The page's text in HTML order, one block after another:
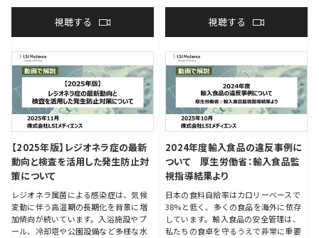
視聴する 視聴する
【2025年版】レジオネラ症の最新
動向と検査を活用した発生防止対
策について
レジオネラ属菌による感染症は、気候
変動に伴う高温期の長期化を背景に増
加傾向が続いています。入浴施設やプ
ール、冷却塔や公園設備など多様な水
2024年度輸入食品の違反事例に
ついて 厚生労働省：輸入食品監
視指導結果より
日本の食料自給率はカロリーベースで
38%と低く、多くの食品を海外に依存
しています。輸入食品の安全管理は、
私たちの食卓を守るうえで非常に重要